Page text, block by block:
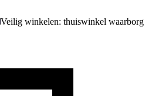
Veilig winkelen: thuiswinkel waarborg